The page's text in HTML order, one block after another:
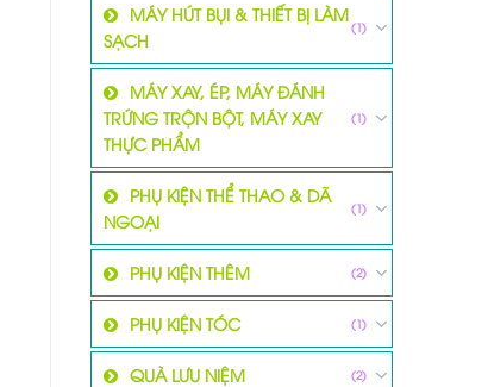
MÁY HÚT BỤI & THIẾT BỊ LÀM
SẠCH
(1)
MÁY XAY, ÉP, MÁY ĐÁNH
TRỨNG TRỘN BỘT, MÁY XAY
THỰC PHẨM
(1)
PHỤ KIỆN THỂ THAO & DÃ
NGOẠI
(1)
PHỤ KIỆN THÊM (2)
PHỤ KIỆN TÓC (1)
QUÀ LƯU NIỆM (2)